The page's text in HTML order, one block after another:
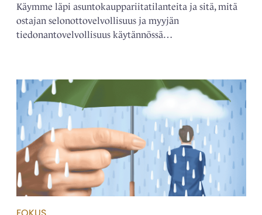
Käymme läpi asuntokauppariitatilanteita ja sitä, mitä
ostajan selonottovelvollisuus ja myyjän
tiedonantovelvollisuus käytännössä…